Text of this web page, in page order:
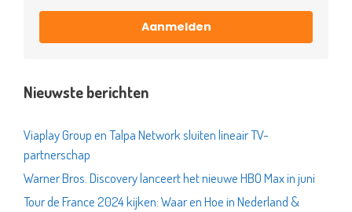
Aanmelden
Nieuwste berichten
Viaplay Group en Talpa Network sluiten lineair TV-
partnerschap
Warner Bros. Discovery lanceert het nieuwe HBO Max in juni
Tour de France 2024 kijken: Waar en Hoe in Nederland &